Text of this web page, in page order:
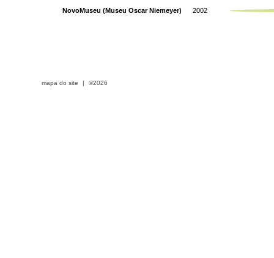
NovoMuseu (Museu Oscar Niemeyer) 2002
mapa do site | ©2026